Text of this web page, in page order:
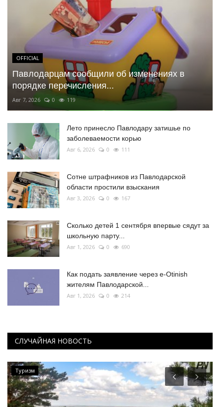
OFFICIAL
Павлодарцам сообщили об изменениях в
порядке перечисления...
Авг 7, 2026 0 119
Лето принесло Павлодару затишье по
заболеваемости корью
Авг 6, 2026 0 111
Сотне штрафников из Павлодарской
области простили взыскания
Авг 3, 2026 0 167
Сколько детей 1 сентября впервые сядут за
школьную парту...
Авг 1, 2026 0 690
Как подать заявление через e-Otinish
жителям Павлодарской...
Авг 1, 2026 0 214
СЛУЧАЙНАЯ НОВОСТЬ
Туризм